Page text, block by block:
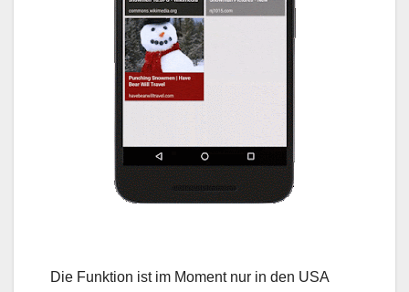
Die Funktion ist im Moment nur in den USA